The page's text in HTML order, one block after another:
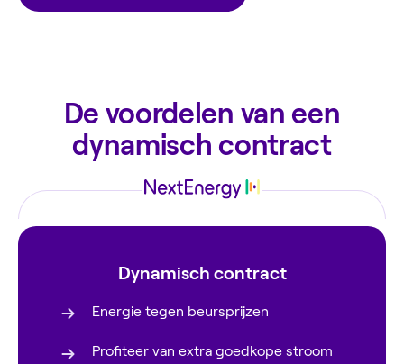
De voordelen van een
dynamisch contract
Dynamisch contract
Energie tegen beursprijzen
Profiteer van extra goedkope stroom